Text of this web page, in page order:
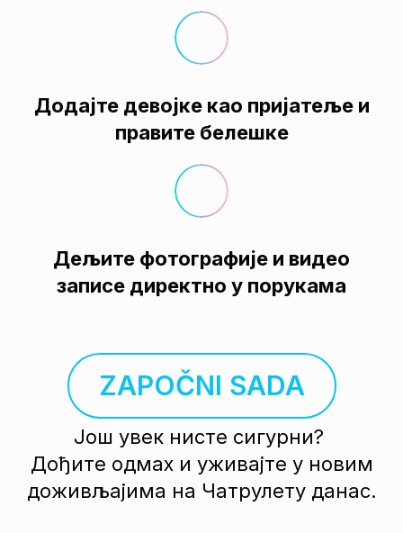
Додајте девојке као пријатеље и
правите белешке
Дељите фотографије и видео
записе директно у порукама
ZAPOČNI SADA
Још увек нисте сигурни?
Дођите одмах и уживајте у новим
доживљајима на Чатрулету данас.